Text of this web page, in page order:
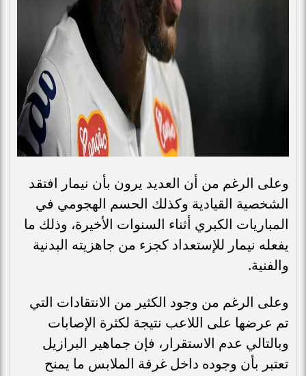
وعلى الرغم من أن العديد يرون بأن نيمار افتقد
الشخصية القيادية وكذلك الحسم الهجومي في
المباريات الكبري أثناء السنوات الأخيرة، وذلك ما
يفعله نيمار للإستعداد كجزء من جاهزيته البدنية
والفنية.
وعلى الرغم من وجود الكثير من الانتقادات التي
تم عرضها على اللاعب نتيجة لكثرة الإصابات
وبالتالي عدم الاستقرار، فإن جماهير البرازيل
تعتبر بأن وجوده داخل غرفة الملابس ما يمنح